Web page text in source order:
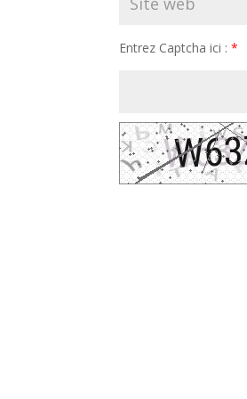
Entrez Captcha ici :*